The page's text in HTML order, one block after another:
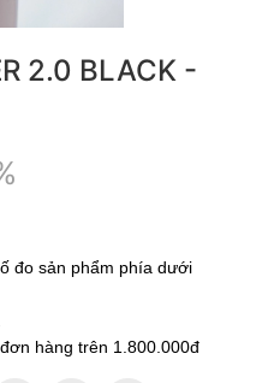
2.0 BLACK -
đo sản phẩm phía dưới
hàng trên 1.800.000đ